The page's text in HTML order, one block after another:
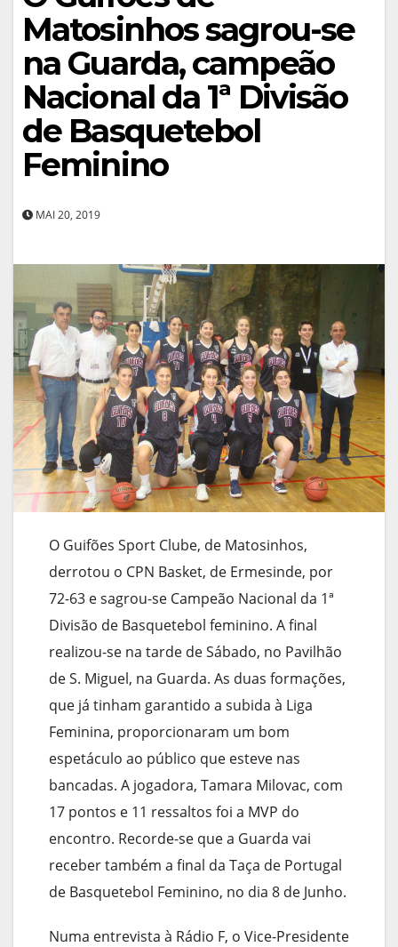
Matosinhos sagrou-se
na Guarda, campeão
Nacional da 1ª Divisão
de Basquetebol
Feminino
MAI 20, 2019
O Guifões Sport Clube, de Matosinhos,
derrotou o CPN Basket, de Ermesinde, por
72-63 e sagrou-se Campeão Nacional da 1ª
Divisão de Basquetebol feminino. A final
realizou-se na tarde de Sábado, no Pavilhão
de S. Miguel, na Guarda. As duas formações,
que já tinham garantido a subida à Liga
Feminina, proporcionaram um bom
espetáculo ao público que esteve nas
bancadas. A jogadora, Tamara Milovac, com
17 pontos e 11 ressaltos foi a MVP do
encontro. Recorde-se que a Guarda vai
receber também a final da Taça de Portugal
de Basquetebol Feminino, no dia 8 de Junho.
Numa entrevista à Rádio F, o Vice-Presidente